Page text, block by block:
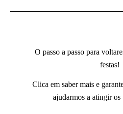
O passo a passo para
festas!
Clica em saber mais e
ajudarmos a atingir os